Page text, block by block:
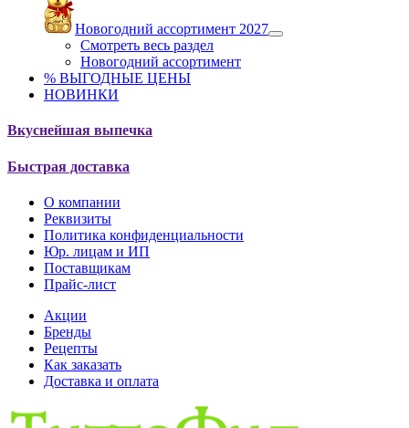
Новогодний ассортимент 2027
Смотреть весь раздел
Новогодний ассортимент
% ВЫГОДНЫЕ ЦЕНЫ
НОВИНКИ
Вкуснейшая выпечка
Быстрая доставка
О компании
Реквизиты
Политика конфиденциальности
Юр. лицам и ИП
Поставщикам
Прайс-лист
Акции
Бренды
Рецепты
Как заказать
Доставка и оплата